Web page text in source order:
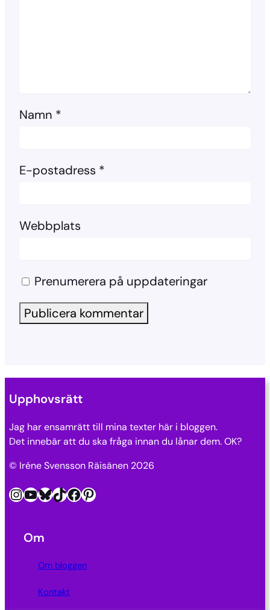
Namn *
E-postadress *
Webbplats
Prenumerera på uppdateringar
Upphovsrätt
Jag har ensamrätt till mina texter här i bloggen.
Det innebär att du ska fråga innan du lånar dem. OK?
© Iréne Svensson Räisänen 2026
InstagramYouTube Bluesky TikTok Facebook Pinterest
Om
Om bloggen
Kontakt